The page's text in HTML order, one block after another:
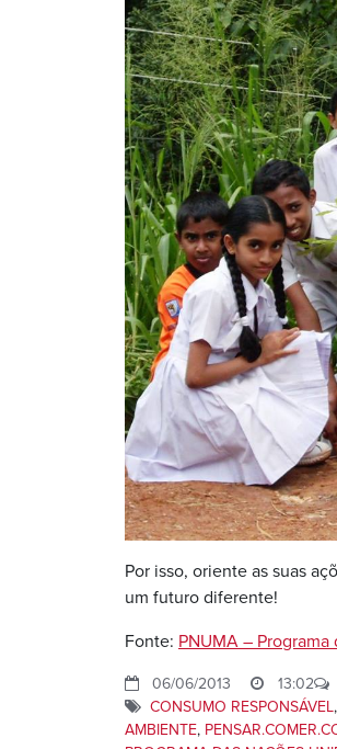
Por isso, oriente as suas
um futuro diferente!
Fonte: PNUMA –
06/06/2013 13:02
CONSUMO RESPONSÁVEL,
AMBIENTE,